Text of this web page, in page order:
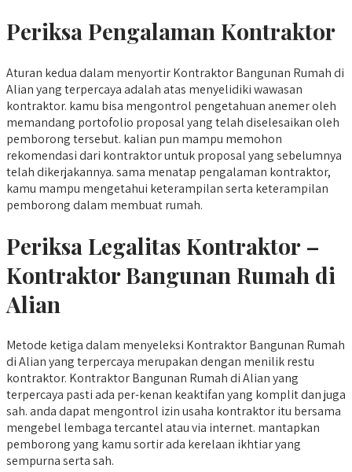
Periksa Pengalaman Kontraktor
Aturan kedua dalam menyortir Kontraktor Bangunan Rumah di
Alian yang terpercaya adalah atas menyelidiki wawasan
kontraktor. kamu bisa mengontrol pengetahuan anemer oleh
memandang portofolio proposal yang telah diselesaikan oleh
pemborong tersebut. kalian pun mampu memohon
rekomendasi dari kontraktor untuk proposal yang sebelumnya
telah dikerjakannya. sama menatap pengalaman kontraktor,
kamu mampu mengetahui keterampilan serta keterampilan
pemborong dalam membuat rumah.
Periksa Legalitas Kontraktor –
Kontraktor Bangunan Rumah di
Alian
Metode ketiga dalam menyeleksi Kontraktor Bangunan Rumah
di Alian yang terpercaya merupakan dengan menilik restu
kontraktor. Kontraktor Bangunan Rumah di Alian yang
terpercaya pasti ada per-kenan keaktifan yang komplit dan juga
sah. anda dapat mengontrol izin usaha kontraktor itu bersama
mengebel lembaga tercantel atau via internet. mantapkan
pemborong yang kamu sortir ada kerelaan ikhtiar yang
sempurna serta sah.